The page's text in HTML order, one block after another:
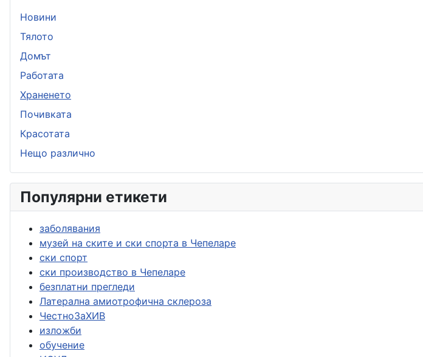
Новини
Тялото
Домът
Работата
Храненето
Почивката
Красотата
Нещо различно
Популярни етикети
заболявания
музей на ските и ски спорта в Чепеларе
ски спорт
ски производство в Чепеларе
безплатни прегледи
Латерална амиотрофична склероза
ЧестноЗаХИВ
изложби
обучение